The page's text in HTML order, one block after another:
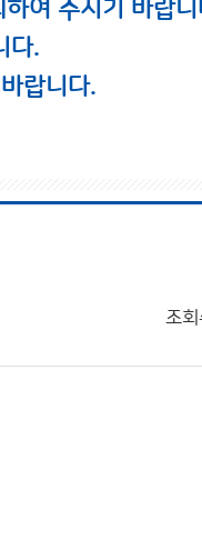
여 주시기 바랍니
다.
랍니다.
조회